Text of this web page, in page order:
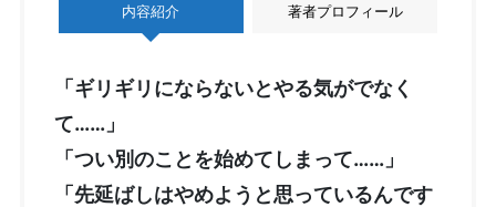
内容紹介 著者プロフィール
「ギリギリにならないとやる気がでなく
て……」
「つい別のことを始めてしまって……」
「先延ばしはやめようと思っているんです